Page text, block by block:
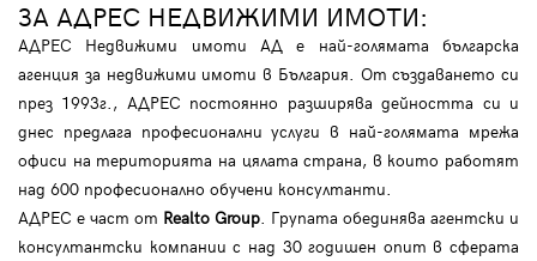
ЗА АДРЕС НЕДВИЖИМИ ИМОТИ:
АДРЕС Недвижими имоти АД е най-голямата българска
агенция за недвижими имоти в България. От създаването си
през 1993г., АДРЕС постоянно разширява дейността си и
днес предлага професионални услуги в най-голямата мрежа
офиси на територията на цялата страна, в които работят
над 600 професионално обучени консултанти.
АДРЕС е част от Realto Group . Групата обединява агентски и
консултантски компании с над 30 годишен опит в сферата